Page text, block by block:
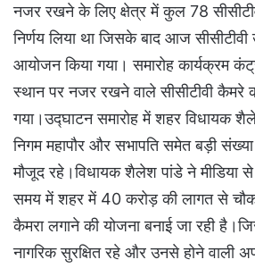
नजर रखने के लिए क्षेत्र में कुल 78
निर्णय लिया था जिसके बाद आज सीसीटीवी
आयोजन किया गया। समारोह कार्यक्रम
स्थान पर नजर रखने वाले सीसीटीवी
गया।उद्घाटन समारोह में शहर विधायक
निगम महापौर और सभापति समेत बड़ी
मौजूद रहे।विधायक शैलेश पांडे ने मीडिया
समय में शहर में 40 करोड़ की लागत से चौक
कैमरा लगाने की योजना बनाई जा रही
नागरिक सुरक्षित रहे और उनसे होने वाली